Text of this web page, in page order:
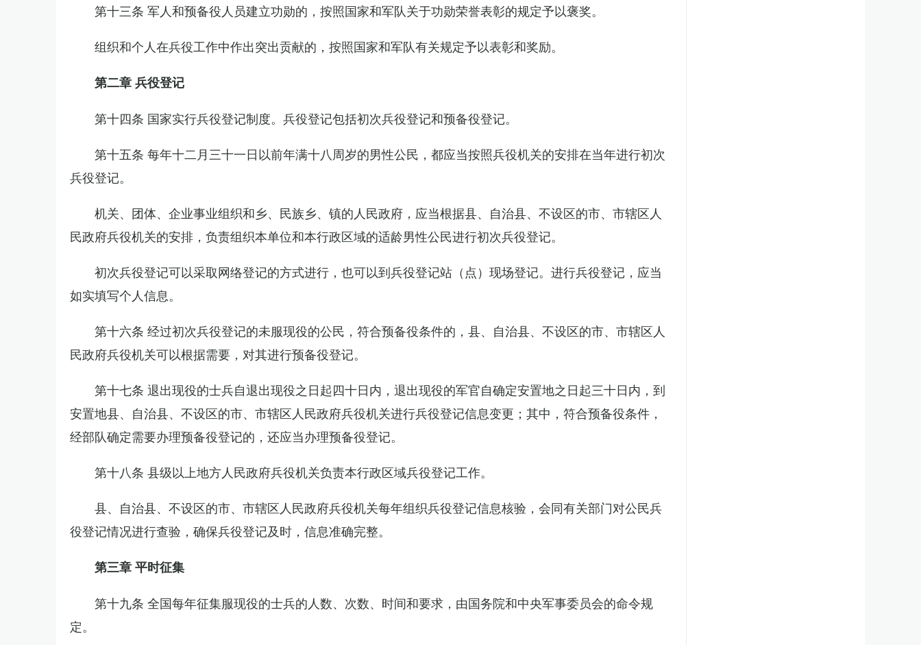
第十三条 军人和预备役人员建立功勋的，按照国家和军队关于功勋荣誉表彰的规定予以褒奖。
组织和个人在兵役工作中作出突出贡献的，按照国家和军队有关规定予以表彰和奖励。
第二章 兵役登记
第十四条 国家实行兵役登记制度。兵役登记包括初次兵役登记和预备役登记。
第十五条 每年十二月三十一日以前年满十八周岁的男性公民，都应当按照兵役机关的安排在当年进行初次
兵役登记。
机关、团体、企业事业组织和乡、民族乡、镇的人民政府，应当根据县、自治县、不设区的市、市辖区人
民政府兵役机关的安排，负责组织本单位和本行政区域的适龄男性公民进行初次兵役登记。
初次兵役登记可以采取网络登记的方式进行，也可以到兵役登记站（点）现场登记。进行兵役登记，应当
如实填写个人信息。
第十六条 经过初次兵役登记的未服现役的公民，符合预备役条件的，县、自治县、不设区的市、市辖区人
民政府兵役机关可以根据需要，对其进行预备役登记。
第十七条 退出现役的士兵自退出现役之日起四十日内，退出现役的军官自确定安置地之日起三十日内，到
安置地县、自治县、不设区的市、市辖区人民政府兵役机关进行兵役登记信息变更；其中，符合预备役条件，
经部队确定需要办理预备役登记的，还应当办理预备役登记。
第十八条 县级以上地方人民政府兵役机关负责本行政区域兵役登记工作。
县、自治县、不设区的市、市辖区人民政府兵役机关每年组织兵役登记信息核验，会同有关部门对公民兵
役登记情况进行查验，确保兵役登记及时，信息准确完整。
第三章 平时征集
第十九条 全国每年征集服现役的士兵的人数、次数、时间和要求，由国务院和中央军事委员会的命令规
定。